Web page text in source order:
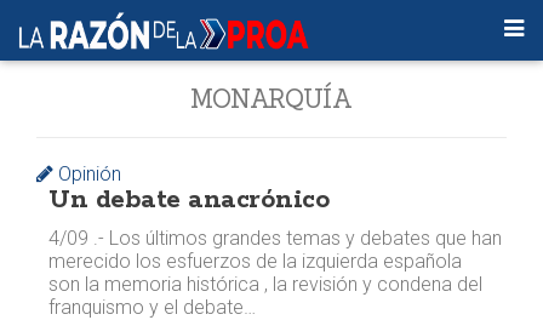
MONARQUÍA
Opinión
Un debate anacrónico
4/09 .- Los últimos grandes temas y debates que han
merecido los esfuerzos de la izquierda española
son la memoria histórica , la revisión y condena del
franquismo y el debate…